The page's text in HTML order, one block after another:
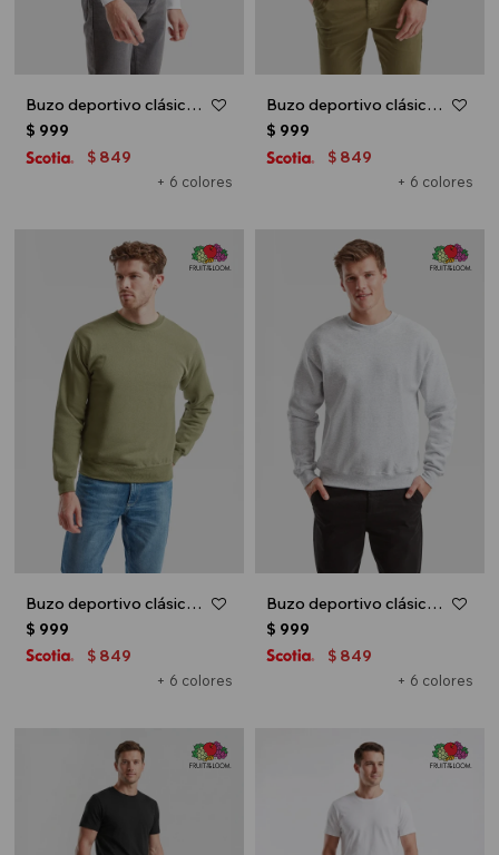
Buzo deportivo clásico escote redondo - UNISEX - Blanco
+ 6 colores
$ 999
$ 849
Buzo deportivo clásico escote redondo - UNISEX - Negro
+ 6 colores
$ 999
$ 849
Buzo deportivo clásico escote redondo - UNISEX - Verde oliva
+ 6 colores
$ 999
$ 849
Buzo deportivo clásico escote redondo - UNISEX - Gris melange claro
+ 6 colores
$ 999
$ 849